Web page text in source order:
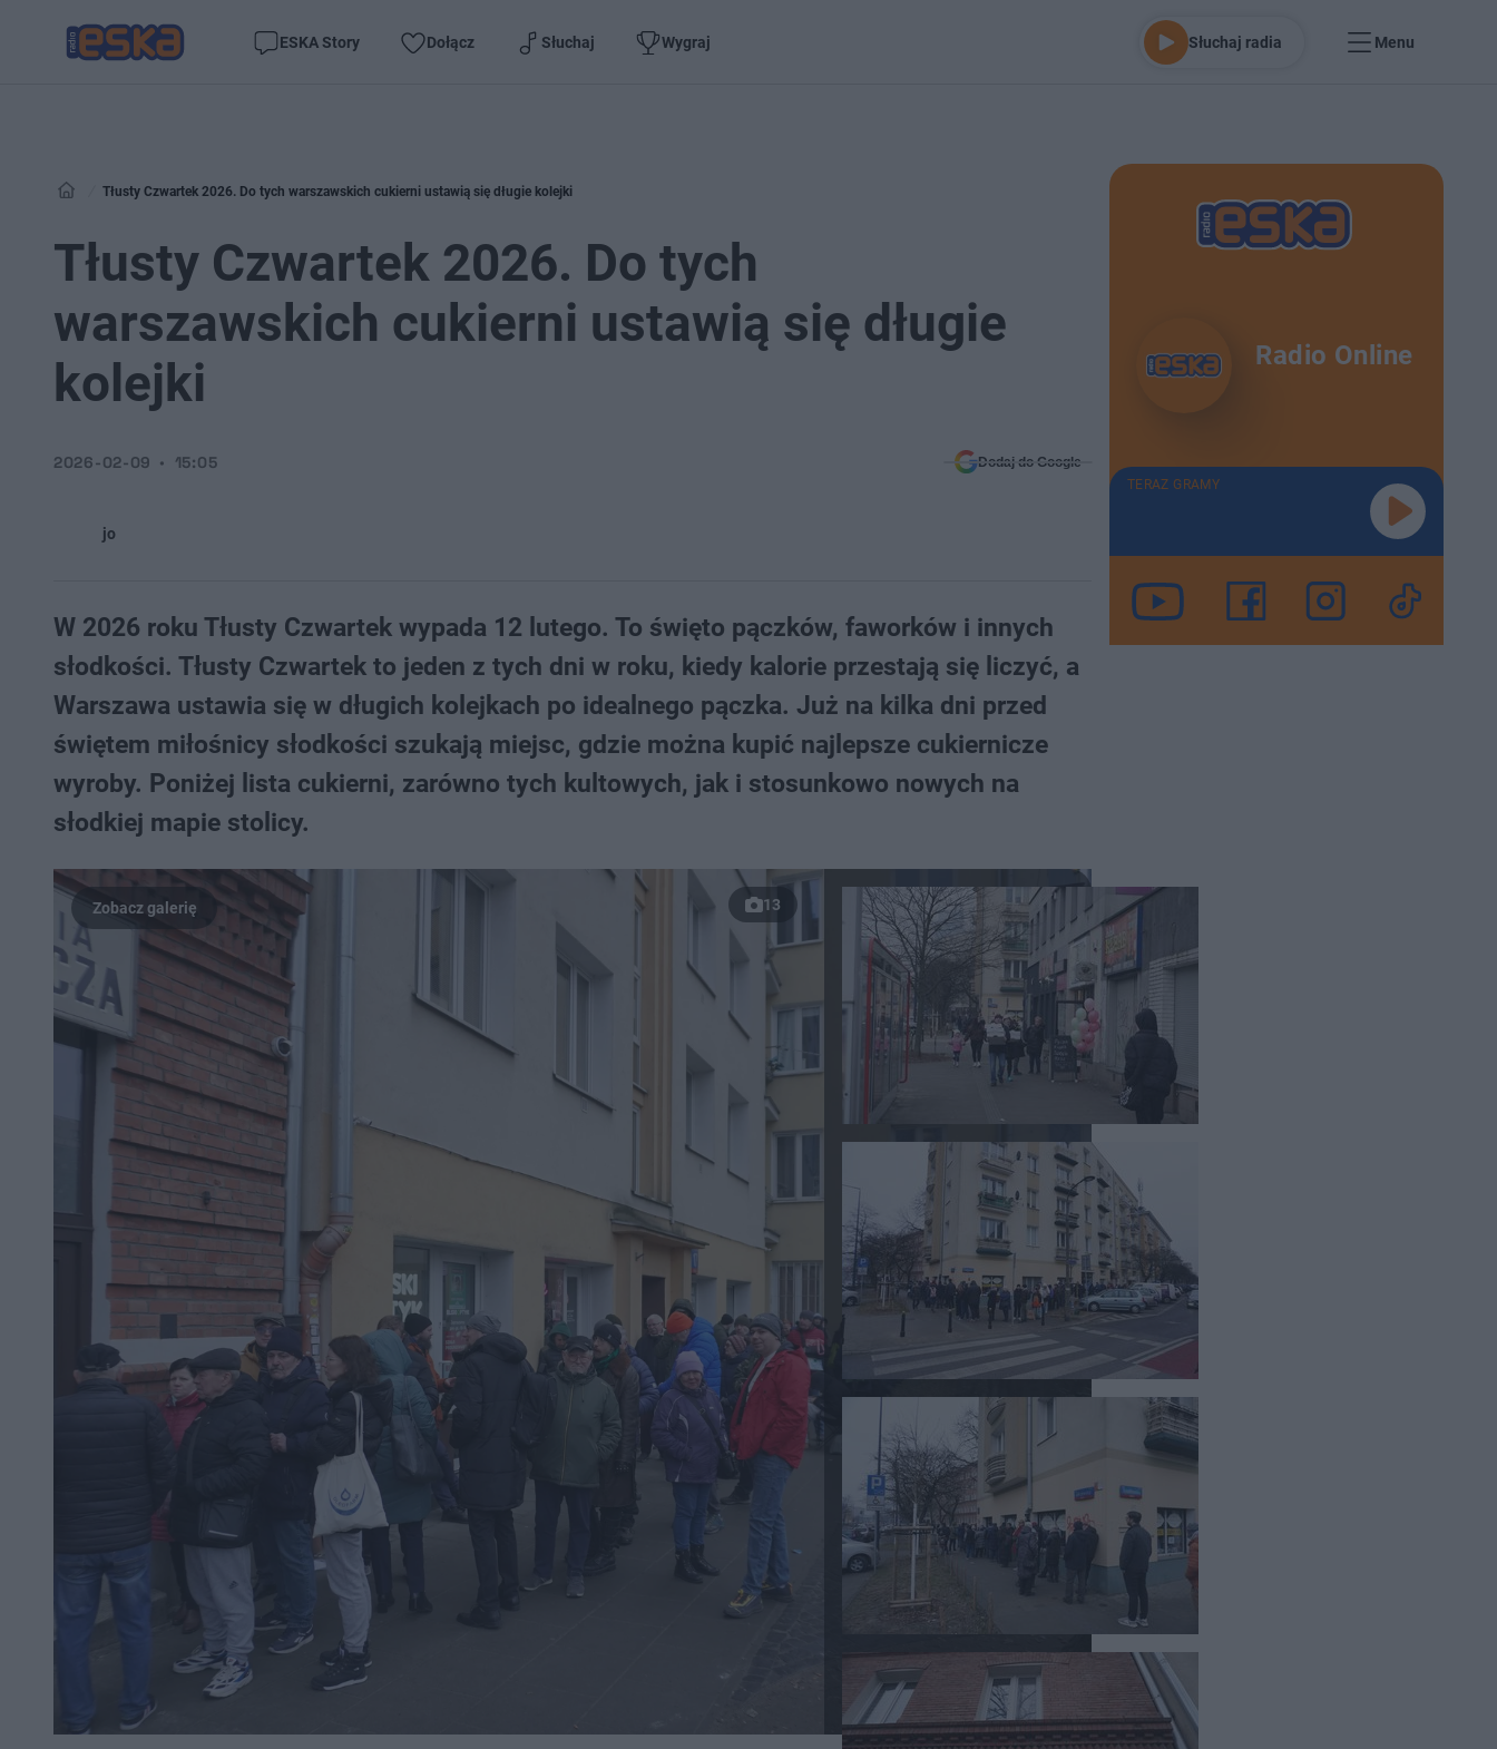
ESKA Story Dołącz Słuchaj Wygraj Słuchaj radia Menu
Tłusty Czwartek 2026. Do tych warszawskich cukierni ustawią się długie kolejki
Tłusty Czwartek 2026. Do tych
warszawskich cukierni ustawią się długie
kolejki
jo
2026-02-09 15:05 Dodaj do Google
W 2026 roku Tłusty Czwartek wypada 12 lutego. To święto pączków, faworków i innych
słodkości. Tłusty Czwartek to jeden z tych dni w roku, kiedy kalorie przestają się liczyć, a
Warszawa ustawia się w długich kolejkach po idealnego pączka. Już na kilka dni przed
świętem miłośnicy słodkości szukają miejsc, gdzie można kupić najlepsze cukiernicze
wyroby. Poniżej lista cukierni, zarówno tych kultowych, jak i stosunkowo nowych na
słodkiej mapie stolicy.
13
Radio Online
TERAZ GRAMY